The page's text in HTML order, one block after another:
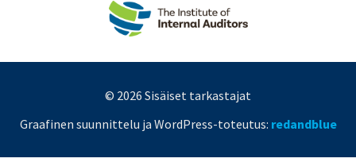
© 2026 Sisäiset tarkastajat
Graafinen suunnittelu ja WordPress-toteutus: redandblue